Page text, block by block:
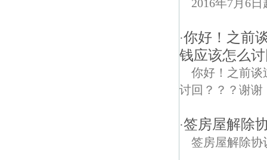
2016年7月6
·你好！之前
钱应该怎么
你好！之前谈
讨回？？？谢谢
·签房屋解除
签房屋解除协